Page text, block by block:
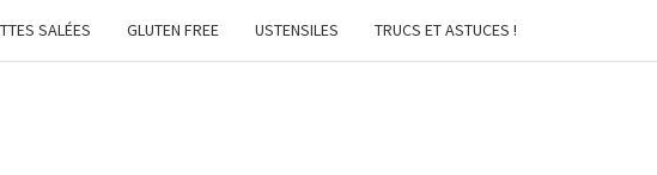
SALÉES GLUTEN FREE USTENSILES TRUCS ET ASTUCES !